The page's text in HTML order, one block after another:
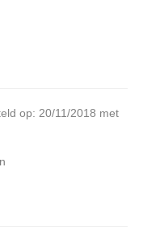
op: 20/11/2018 met